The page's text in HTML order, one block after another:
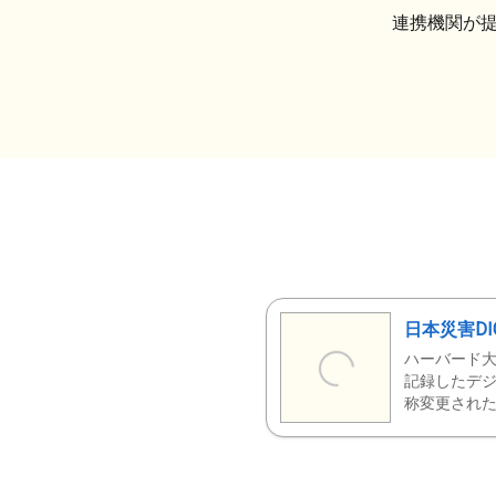
連携機関が
日本災害
ハーバード
記録したデ
称変更された